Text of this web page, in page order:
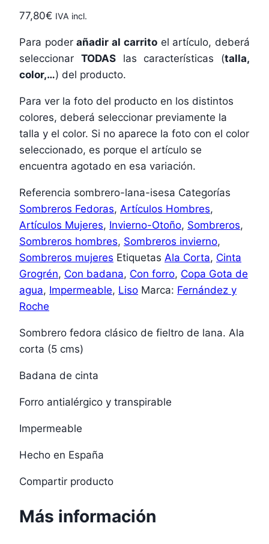
77,80€ IVA incl.
Para poderañadir al carritoel artículo, deberá
seleccionar TODASlas características (talla,
color,…) del producto.
Para ver la foto del producto en los distintos
colores, deberá seleccionar previamente la
talla y el color. Si no aparece la foto con el color
seleccionado, es porque el artículo se
encuentra agotado en esa variación.
Referencia sombrero-lana-isesa Categorías
Sombreros Fedoras, Artículos Hombres,
Artículos Mujeres, Invierno-Otoño, Sombreros,
Sombreros hombres, Sombreros invierno,
Sombreros mujeres Etiquetas Ala Corta, Cinta
Grogrén, Con badana, Con forro, Copa Gota de
agua, Impermeable, Liso Marca: Fernández y
Roche
Sombrero fedora clásico de fieltro de lana. Ala
corta (5 cms)
Badana de cinta
Forro antialérgico y transpirable
Impermeable
Hecho en España
Compartir producto
Más información